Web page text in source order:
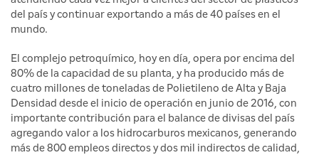
del país y continuar exportando a más de 40 países en el
mundo.
El complejo petroquímico, hoy en día, opera por encima del
80% de la capacidad de su planta, y ha producido más de
cuatro millones de toneladas de Polietileno de Alta y Baja
Densidad desde el inicio de operación en junio de 2016, con
importante contribución para el balance de divisas del país
agregando valor a los hidrocarburos mexicanos, generando
más de 800 empleos directos y dos mil indirectos de calidad,